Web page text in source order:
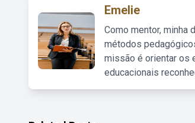
Emelie
Como mentor, minha
métodos
missão é orientar os
educacionais